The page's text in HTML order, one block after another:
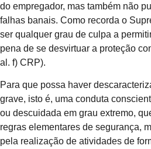
do empregador, mas também não
falhas banais. Como recorda o
ser qualquer grau de culpa a
pena de se desvirtuar a proteção
al. f) CRP).
Para que possa haver
grave, isto é, uma conduta
ou descuidada em grau extremo,
regras elementares de segurança,
pela realização de atividades de